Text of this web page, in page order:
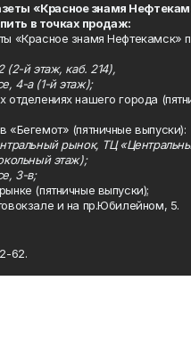
«Красное знамя
в точках продаж:
«Красное знамя Нефтекамск»
(2-й этаж, каб. 214),
4-а (1-й этаж);
отделениях нашего города
«Бегемот» (пятничные выпуски):
рынок, ТЦ
этаж);
3-в;
(пятничные выпуски);
и на пр.Юбилейном, 5.
62.